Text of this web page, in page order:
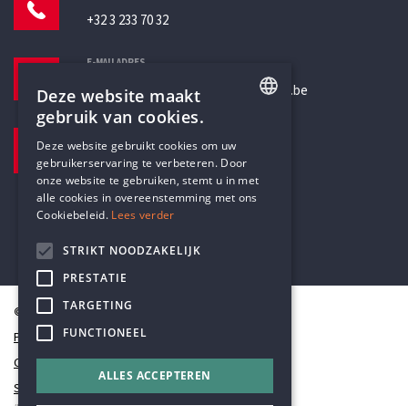
+32 3 233 70 32
E-MAILADRES
secretariaat@humanistischverbond.be
Pottenbrug 4
Antwerpen, 2000
© Humanistisch Verbond 2026
Privacy
Cookiestatement
Sitemap
DUTCH
Deze website maakt
gebruik van cookies.
Deze website gebruikt cookies om uw
gebruikerservaring te verbeteren. Door
onze website te gebruiken, stemt u in met
alle cookies in overeenstemming met ons
Cookiebeleid. Lees verder
STRIKT NOODZAKELIJK
PRESTATIE
TARGETING
FUNCTIONEEL
ALLES ACCEPTEREN